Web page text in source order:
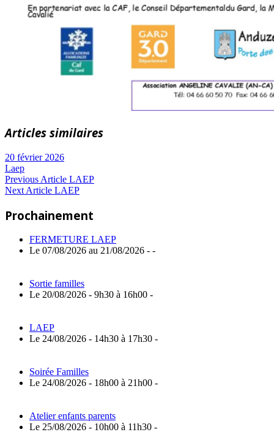
Articles similaires
20 février 2026
Laep
Navigation
l’article
Previous ArticlePrevious
Post:
LAEP
Next ArticleNext
LAEP
Prochainement
FERMETURE LAEP
Le 07/08/2026 au 21/08/2026 - -
Sortie familles
Le 20/08/2026 - 9h30 à 16h00 -
LAEP
Le 24/08/2026 - 14h30 à 17h30 -
Soirée Familles
Le 24/08/2026 - 18h00 à 21h00 -
Atelier enfants parents
Le 25/08/2026 - 10h00 à 11h30 -